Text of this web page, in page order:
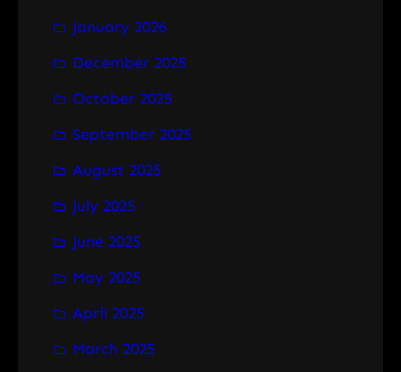
January 2026
December 2025
October 2025
September 2025
August 2025
July 2025
June 2025
May 2025
April 2025
March 2025